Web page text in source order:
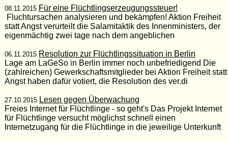
08.11.2015 Für eine Flüchtlingserzeugungssteuer!
Fluchtursachen analysieren und bekämpfen! Aktion Freiheit
statt Angst verurteilt die Salamitaktik des Innenministers, der
eigenmächtig zwei tage nach dem angeblichen
06.11.2015 Resolution zur Flüchtlingssituation in Berlin
Lage am LaGeSo in Berlin immer noch unbefriedigend Die
(zahlreichen) Gewerkschaftsmitglieder bei Aktion Freiheit statt
Angst haben dafür votiert, die Resolution des ver.di
27.10.2015 Lesen gegen Überwachung
Freies Internet für Flüchtlinge - so geht's Das Projekt Internet
für Flüchtlinge versucht möglichst schnell einen
Internetzugang für die Flüchtlinge in die jeweilige Unterkunft